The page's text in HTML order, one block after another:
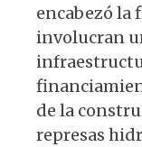
encabezó la
involucran
de la
represas